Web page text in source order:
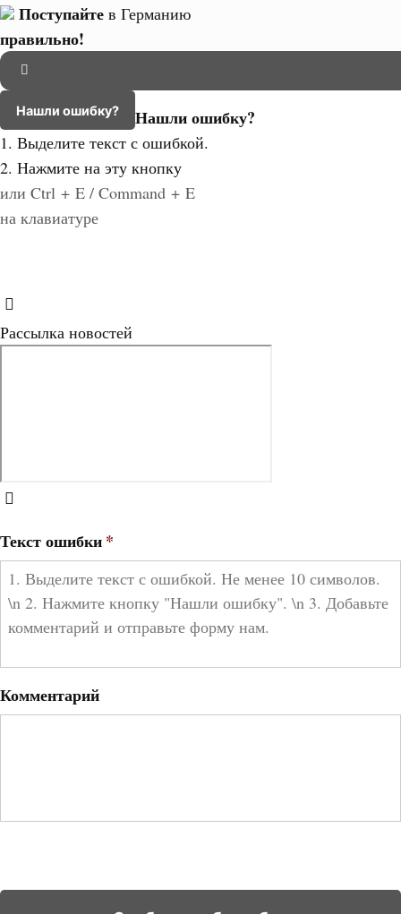
Поступайте в Германию
правильно!
Нашли ошибку? Нашли ошибку?
1. Выделите текст с ошибкой.
2. Нажмите на эту кнопку
или Ctrl + E / Command + E
на клавиатуре
Рассылка новостей
Текст ошибки*
Комментарий